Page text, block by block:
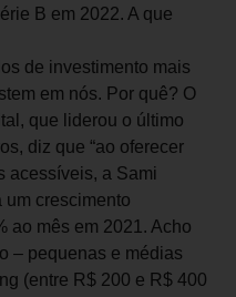
B em 2022. A que
de investimento mais
em nós. Por quê? O
que liderou o último
diz que “ao oferecer
acessíveis, a Sami
crescimento
ao mês em 2021. Acho
– pequenas e médias
(entre R$ 200 e R$ 400